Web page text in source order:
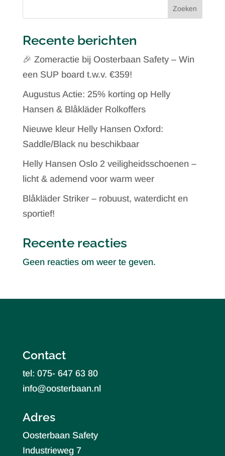
Zoeken
Recente berichten
🎉 Zomeractie bij Oosterbaan Safety – Win
een SUP board t.w.v. €359!
Augustus Actie: 25% korting op Helly
Hansen & Blåkläder Rolkoffers
Nieuwe kleur Helly Hansen Oxford:
Saddle/Black nu beschikbaar
Helly Hansen Oslo 2 veiligheidsschoenen –
licht & ademend voor warm weer
Blåkläder Striker – robuust, waterdicht en
sportief!
Recente reacties
Geen reacties om weer te geven.
Contact
tel: 075- 647 63 80
info@oosterbaan.nl
Adres
Oosterbaan Safety
Industrieweg 7